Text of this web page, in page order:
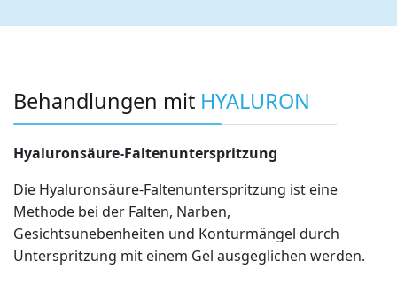
Behandlungen mit HYALURON
Hyaluronsäure-Faltenunterspritzung
Die Hyaluronsäure-Faltenunterspritzung ist eine
Methode bei der Falten, Narben,
Gesichtsunebenheiten und Konturmängel durch
Unterspritzung mit einem Gel ausgeglichen werden.